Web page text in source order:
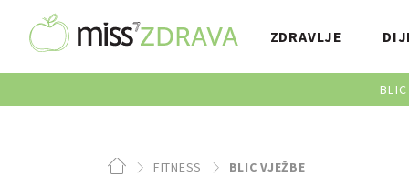
ZDRAVLJE
FITNESS BLIC VJEŽBE